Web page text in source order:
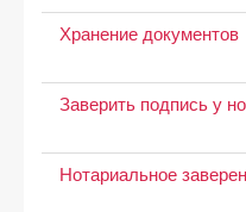
Хранение документов
Заверить подпись у
Нотариальное